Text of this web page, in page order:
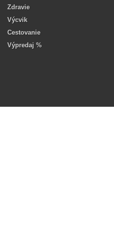
Zdravie
Výcvik
Cestovanie
Výpredaj %